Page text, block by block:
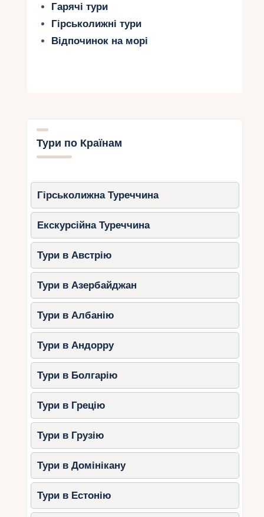
Гарячі тури
Гірськолижні тури
Відпочинок на морі
Тури по Країнам
Гірськолижна Туреччина
Екскурсійна Туреччина
Тури в Австрію
Тури в Азербайджан
Тури в Албанію
Тури в Андорру
Тури в Болгарію
Тури в Грецію
Тури в Грузію
Тури в Домінікану
Тури в Естонію